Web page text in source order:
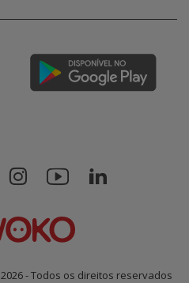
- Todos os direitos reservados